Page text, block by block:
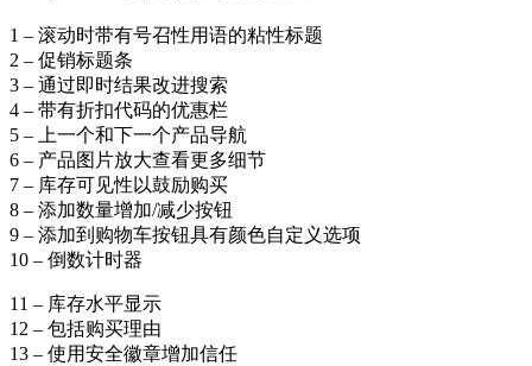
1 – 滚动时带有号召性用语的粘性标题
2 – 促销标题条
3 – 通过即时结果改进搜索
4 – 带有折扣代码的优惠栏
5 – 上一个和下一个产品导航
6 – 产品图片放大查看更多细节
7 – 库存可见性以鼓励购买
8 – 添加数量增加/减少按钮
9 – 添加到购物车按钮具有颜色自定义选项
10 – 倒数计时器
11 – 库存水平显示
12 – 包括购买理由
13 – 使用安全徽章增加信任